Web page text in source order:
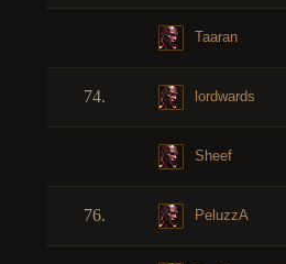
Taaran
74. lordwards
Sheef
76. PeluzzA